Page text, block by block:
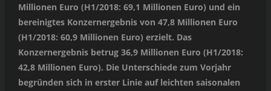
Millionen Euro (H1/2018: 69,1 Millionen Euro) und ein
bereinigtes Konzernergebnis von 47,8 Millionen Euro
(H1/2018: 60,9 Millionen Euro) erzielt. Das
Konzernergebnis betrug 36,9 Millionen Euro (H1/2018:
42,8 Millionen Euro). Die Unterschiede zum Vorjahr
begründen sich in erster Linie auf leichten saisonalen